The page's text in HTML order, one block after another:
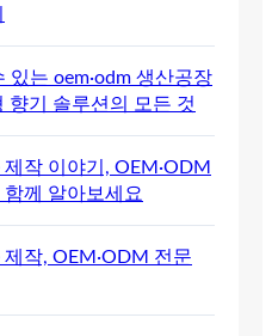
있는 oem·odm 생산공장
향기 솔루션의 모든 것
작 이야기, OEM·ODM
께 알아보세요
작, OEM·ODM 전문